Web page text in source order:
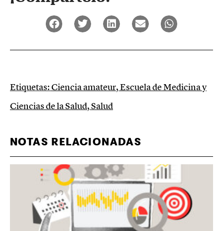
Etiquetas:Ciencia amateur,Escuela de Medicina y
Ciencias de la Salud,Salud
NOTAS RELACIONADAS